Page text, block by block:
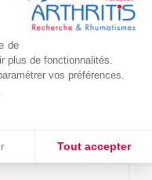
de
plus de fonctionnalités.
vos préférences.
Tout accepter
: Personnalisez vos
Cure-RA
AVR 22 15:01